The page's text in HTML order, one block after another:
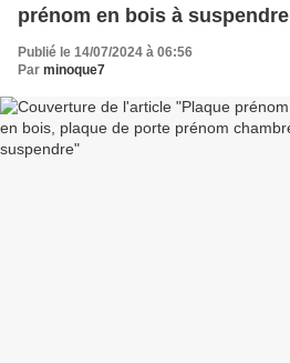
prénom en bois à suspendre
Publié le 14/07/2024 à 06:56
Par minoque7